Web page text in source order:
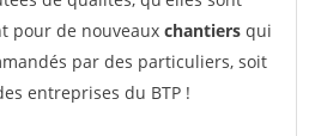
pour de nouveaux chantiers qui
par des particuliers, soit
entreprises du BTP !